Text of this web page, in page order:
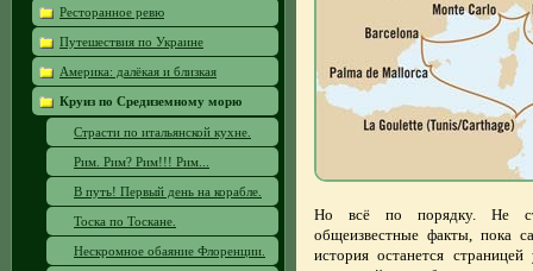
Ресторанное ревю
Путешествия по Украине
Америка: далёкая и близкая
Круиз по Средиземному морю
Страсти по итальянской кухне.
Рим. Рим? Рим!!! Рим...
В путь! Первый день на корабле.
Тоска по Тоскане.
Нескромное обаяние Флоренции.
Но всё по порядку. Не
общеизвестные факты, пока
история останется